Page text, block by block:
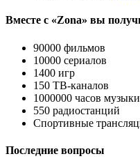
Вместе с «Zona» вы
90000 фильмов
10000 сериалов
1400 игр
150 ТВ-каналов
1000000 часов музыки
550 радиостанций
Спортивные
Последние вопросы